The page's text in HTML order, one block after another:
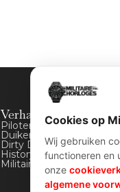
Verhalen
Piloten horloges
Duikers horloges
Dirty Dozen
History van WOII
Militairre horloges
Cookies op
Wij gebruiken
functioneren en
onze
algemene